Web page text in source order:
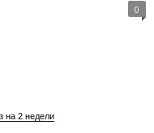
0
на 2 недели